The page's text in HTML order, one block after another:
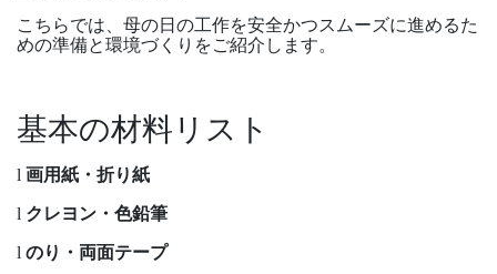
こちらでは、母の日の工作を安全かつスムーズに進めるた
めの準備と環境づくりをご紹介します。
基本の材料リスト
l 画用紙・折り紙
l クレヨン・色鉛筆
l のり・両面テープ